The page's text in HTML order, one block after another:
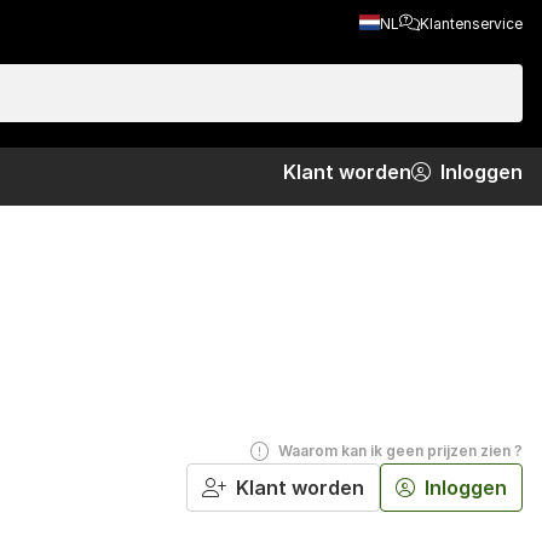
NL Klantenservice
Klant worden Inloggen
Waarom kan ik geen prijzen zien ?
Klant worden Inloggen